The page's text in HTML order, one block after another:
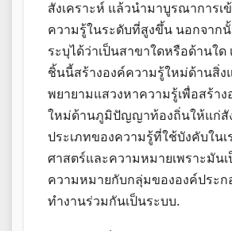
สังเคราะห์ แล้วนำมาบูรณาการเ
ความรู้ในระดับที่สูงขึ้น นอกจาก
ระบุได้ว่าเป็นสาขาใดหรือด้านใด
ชิ้นนี้สร้างองค์ความรู้ใหม่ด้านสิ่ง
พยายามแสวงหาความรู้เพื่อสร้าง
ใหม่ด้านภูมิปัญญาท้องถิ่นให้แก่สั
ประเภทของความรู้ที่ใช้บังคับใน
ศาสตร์และความหมายเพราะมัน
ความหมายกับกลุ่มขององค์ประก
ทำงานร่วมกันเป็นระบบ.